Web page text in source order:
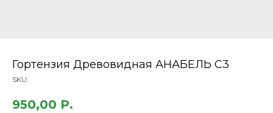
Гортензия Древовидная АНАБЕЛЬ С3
SKU:
950,00 Р.